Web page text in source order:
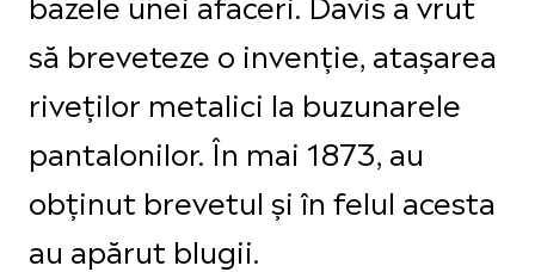
să breveteze o invenție, atașarea
riveților metalici la buzunarele
pantalonilor. În mai 1873, au
obținut brevetul și în felul acesta
au apărut blugii.